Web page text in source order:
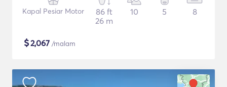
Kapal Pesiar Motor
86 ft
26 m
10 5 8
$2,067 /malam